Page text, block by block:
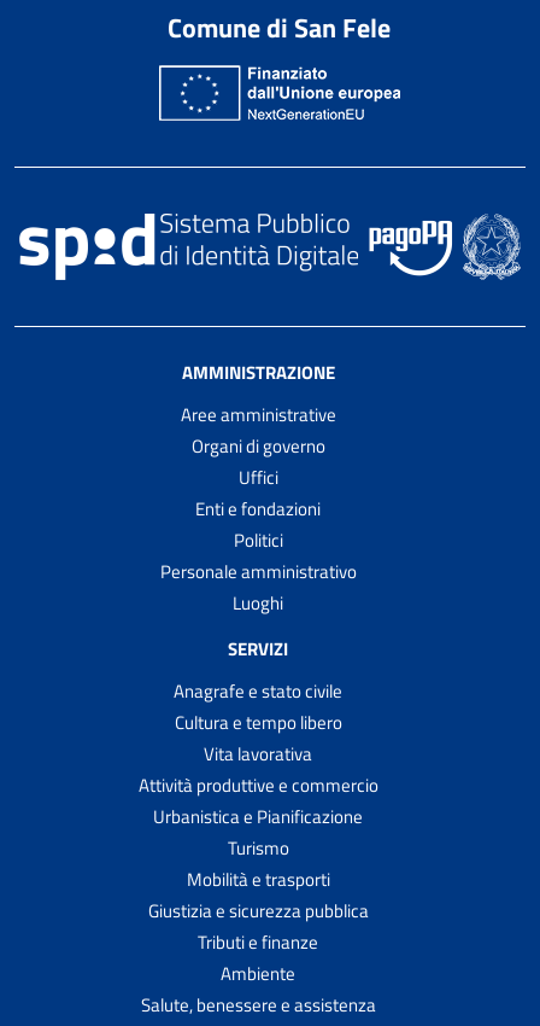
Comune di San Fele
AMMINISTRAZIONE
Aree amministrative
Organi di governo
Uffici
Enti e fondazioni
Politici
Personale amministrativo
Luoghi
SERVIZI
Anagrafe e stato civile
Cultura e tempo libero
Vita lavorativa
Attività produttive e commercio
Urbanistica e Pianificazione
Turismo
Mobilità e trasporti
Giustizia e sicurezza pubblica
Tributi e finanze
Ambiente
Salute, benessere e assistenza